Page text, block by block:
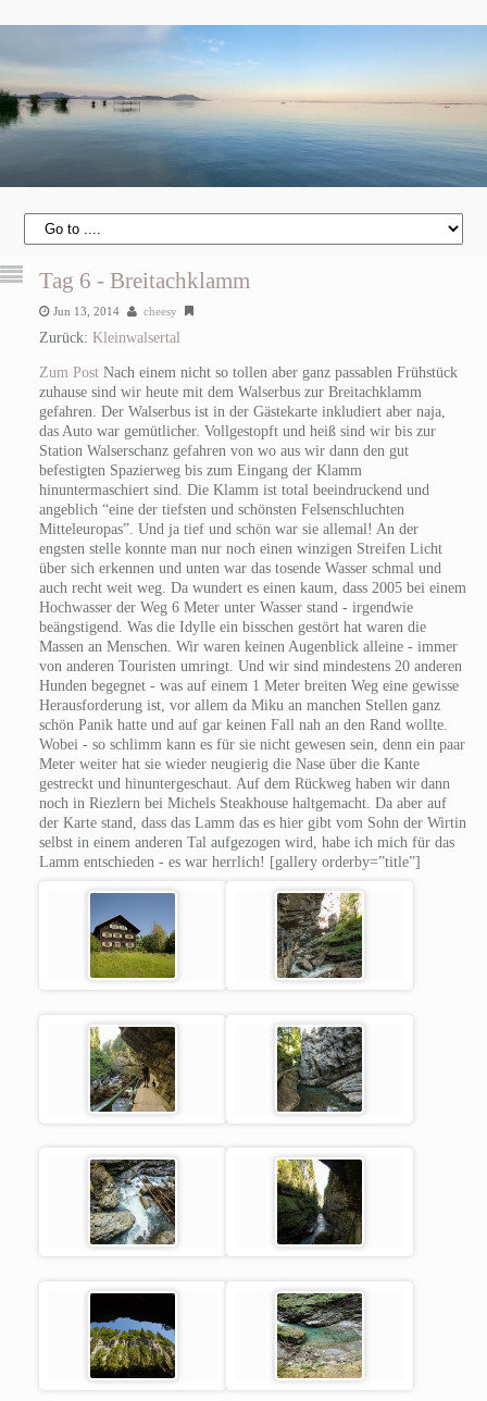
Tag 6 - Breitachklamm
Jun 13, 2014 cheesy
Zurück: Kleinwalsertal
Zum PostNach einem nicht so tollen aber ganz passablen Frühstück
zuhause sind wir heute mit dem Walserbus zur Breitachklamm
gefahren. Der Walserbus ist in der Gästekarte inkludiert aber naja,
das Auto war gemütlicher. Vollgestopft und heiß sind wir bis zur
Station Walserschanz gefahren von wo aus wir dann den gut
befestigten Spazierweg bis zum Eingang der Klamm
hinuntermaschiert sind. Die Klamm ist total beeindruckend und
angeblich “eine der tiefsten und schönsten Felsenschluchten
Mitteleuropas”. Und ja tief und schön war sie allemal! An der
engsten stelle konnte man nur noch einen winzigen Streifen Licht
über sich erkennen und unten war das tosende Wasser schmal und
auch recht weit weg. Da wundert es einen kaum, dass 2005 bei einem
Hochwasser der Weg 6 Meter unter Wasser stand - irgendwie
beängstigend. Was die Idylle ein bisschen gestört hat waren die
Massen an Menschen. Wir waren keinen Augenblick alleine - immer
von anderen Touristen umringt. Und wir sind mindestens 20 anderen
Hunden begegnet - was auf einem 1 Meter breiten Weg eine gewisse
Herausforderung ist, vor allem da Miku an manchen Stellen ganz
schön Panik hatte und auf gar keinen Fall nah an den Rand wollte.
Wobei - so schlimm kann es für sie nicht gewesen sein, denn ein paar
Meter weiter hat sie wieder neugierig die Nase über die Kante
gestreckt und hinuntergeschaut. Auf dem Rückweg haben wir dann
noch in Riezlern bei Michels Steakhouse haltgemacht. Da aber auf
der Karte stand, dass das Lamm das es hier gibt vom Sohn der Wirtin
selbst in einem anderen Tal aufgezogen wird, habe ich mich für das
Lamm entschieden - es war herrlich! [gallery orderby=”title”]